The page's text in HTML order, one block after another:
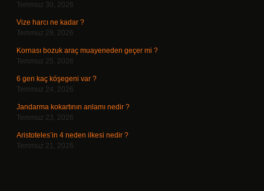
Temmuz 30, 2026
Vize harcı ne kadar ?
Temmuz 29, 2026
Kornası bozuk araç muayeneden geçer mi ?
Temmuz 25, 2026
6 gen kaç köşegeni var ?
Temmuz 24, 2026
Jandarma kokartının anlamı nedir ?
Temmuz 23, 2026
Aristoteles’in 4 neden ilkesi nedir ?
Temmuz 21, 2026